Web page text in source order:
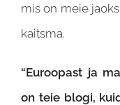
mis on meie
kaitsma.
“Euroopast ja
on teie blogi,